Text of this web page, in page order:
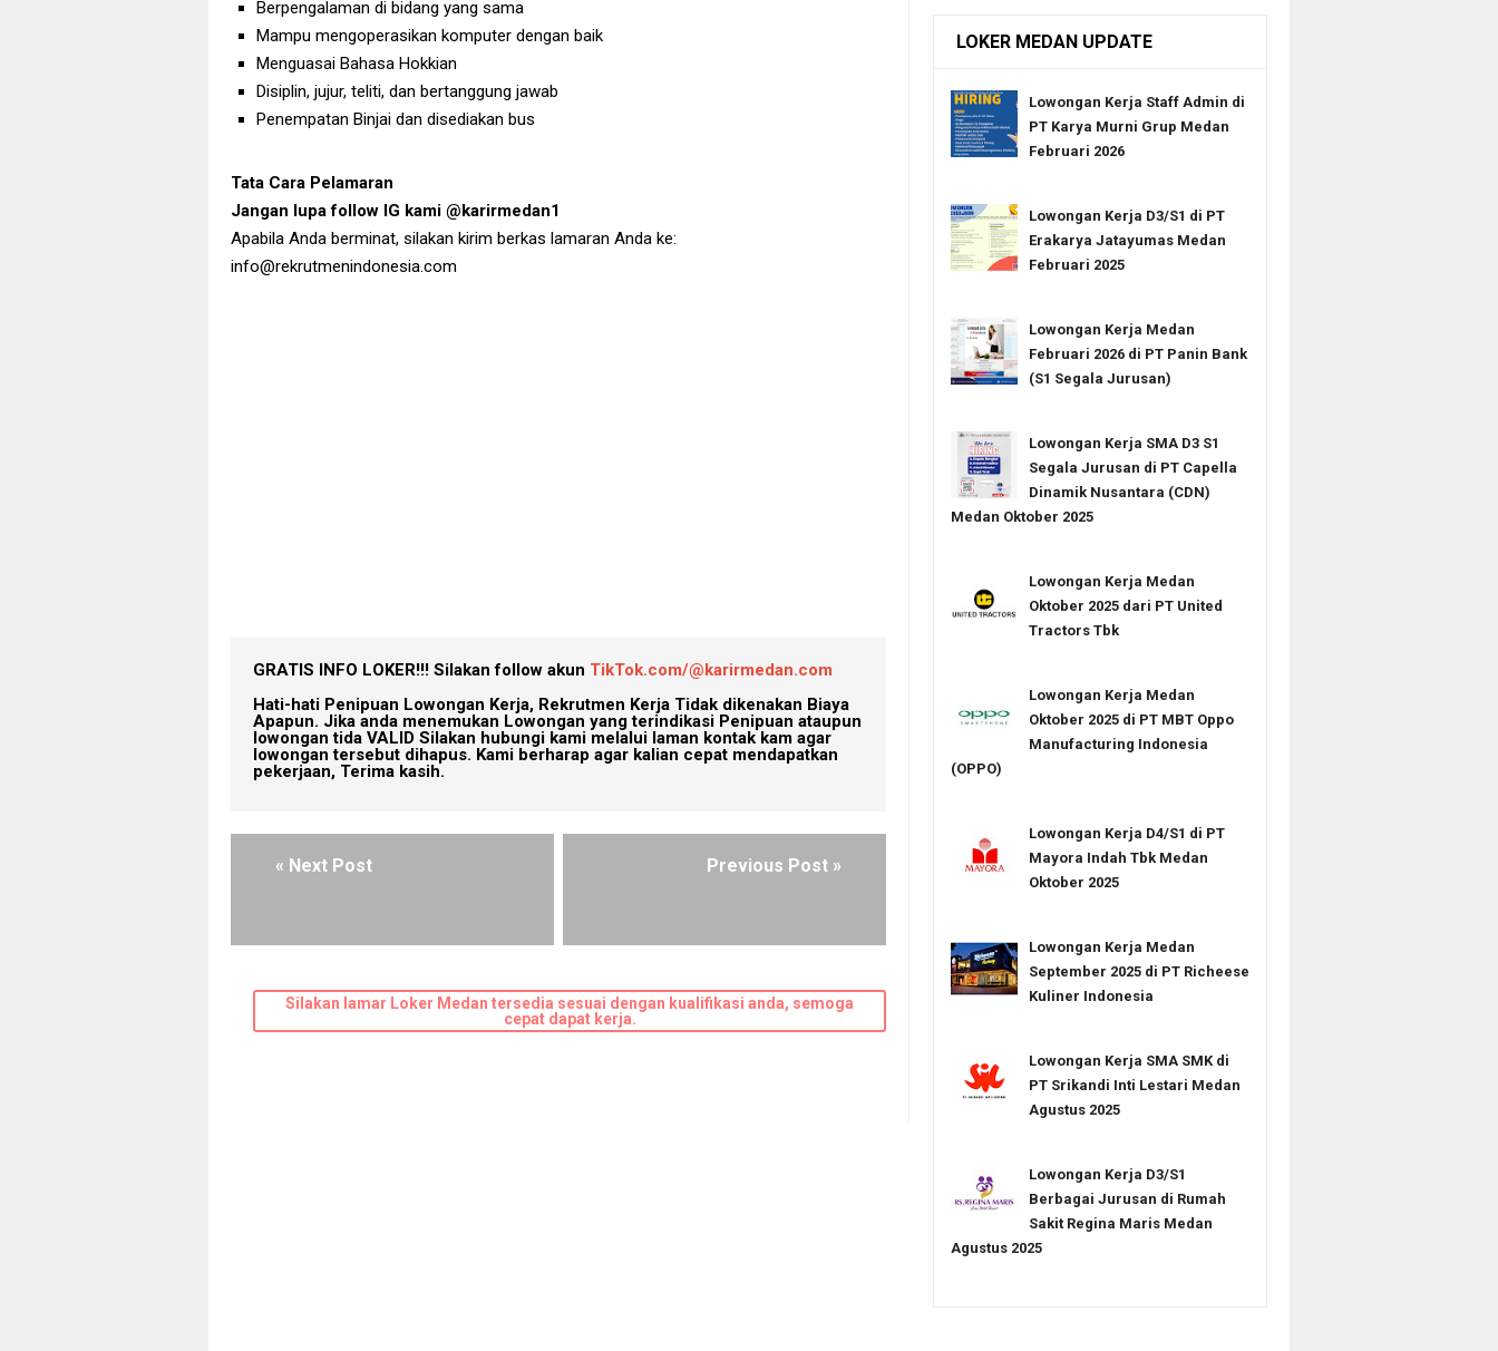
Berpengalaman di bidang yang sama
Mampu mengoperasikan komputer dengan baik
Menguasai Bahasa Hokkian
Disiplin, jujur, teliti, dan bertanggung jawab
Penempatan Binjai dan disediakan bus
Tata Cara Pelamaran
Jangan lupa follow IG kami @karirmedan1
Apabila Anda berminat, silakan kirim berkas lamaran Anda ke:
info@rekrutmenindonesia.com
GRATIS INFO LOKER!!! Silakan follow akun TikTok.com/@karirmedan.com
Hati-hati Penipuan Lowongan Kerja, Rekrutmen Kerja Tidak dikenakan Biaya
Apapun. Jika anda menemukan Lowongan yang terindikasi Penipuan ataupun
lowongan tida VALID Silakan hubungi kami melalui laman kontak kam agar
lowongan tersebut dihapus. Kami berharap agar kalian cepat mendapatkan
pekerjaan, Terima kasih.
« Next Post Previous Post »
Silakan lamar Loker Medan tersedia sesuai dengan kualifikasi anda, semoga
cepat dapat kerja.
LOKER MEDAN UPDATE
Lowongan Kerja Staff Admin di
PT Karya Murni Grup Medan
Februari 2026
Lowongan Kerja D3/S1 di PT
Erakarya Jatayumas Medan
Februari 2025
Lowongan Kerja Medan
Februari 2026 di PT Panin Bank
(S1 Segala Jurusan)
Lowongan Kerja SMA D3 S1
Segala Jurusan di PT Capella
Dinamik Nusantara (CDN)
Medan Oktober 2025
Lowongan Kerja Medan
Oktober 2025 dari PT United
Tractors Tbk
Lowongan Kerja Medan
Oktober 2025 di PT MBT Oppo
Manufacturing Indonesia
(OPPO)
Lowongan Kerja D4/S1 di PT
Mayora Indah Tbk Medan
Oktober 2025
Lowongan Kerja Medan
September 2025 di PT Richeese
Kuliner Indonesia
Lowongan Kerja SMA SMK di
PT Srikandi Inti Lestari Medan
Agustus 2025
Lowongan Kerja D3/S1
Berbagai Jurusan di Rumah
Sakit Regina Maris Medan
Agustus 2025